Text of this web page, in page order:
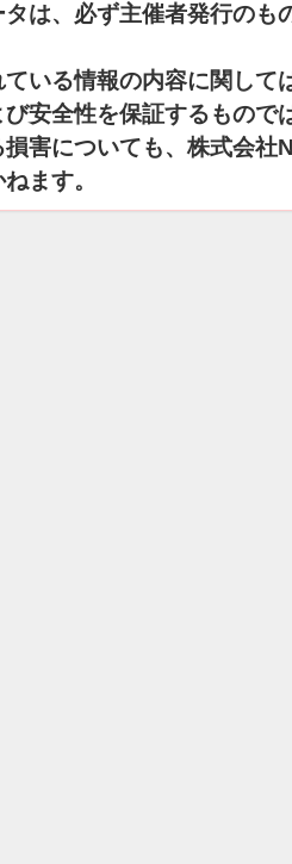
は、必ず主催者発行のも
いる情報の内容に関して
安全性を保証するもので
害についても、株式会社
ます。